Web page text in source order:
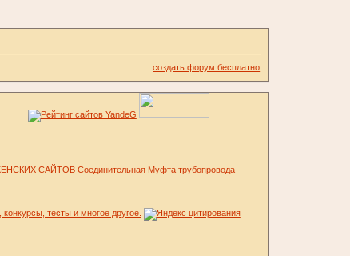
создать форум бесплатно
Соединительная Муфта трубопровода